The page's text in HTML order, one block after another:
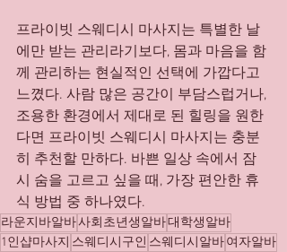
프라이빗 스웨디시 마사지는 특별한 날
에만 받는 관리라기보다, 몸과 마음을 함
께 관리하는 현실적인 선택에 가깝다고
느꼈다. 사람 많은 공간이 부담스럽거나,
조용한 환경에서 제대로 된 힐링을 원한
다면 프라이빗 스웨디시 마사지는 충분
히 추천할 만하다. 바쁜 일상 속에서 잠
시 숨을 고르고 싶을 때, 가장 편안한 휴
식 방법 중 하나였다.
라운지바알바사회초년생알바대학생알바
1인샵마사지 스웨디시구인 스웨디시알바여자알바